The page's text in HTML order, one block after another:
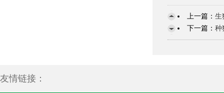
上一篇： 生
下一篇： 种
友情链接：